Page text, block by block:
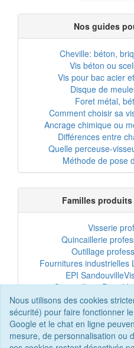
Nous utilisons des cookies
sécurité) pour faire fonctionner
Google et le chat en ligne
mesure, de personnalisation ou
Nos guides
Cheville: béton,
Vis béton ou
Vis pour bac acier
Disque de
Foret métal,
Comment choisir sa
Ancrage chimique ou
Différences entre
Quelle perceuse-
Méthode de pose
Familles
Visserie
Quincaillerie
Outillage
Fournitures industrielles
EPI Sandouville
Quincaillerie Port-
EPI professionnel
Acier
Scellement